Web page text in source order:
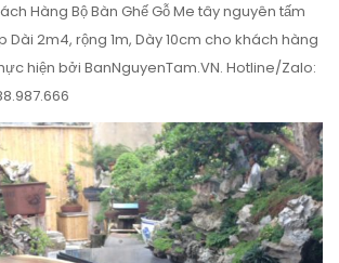
Hàng Bộ Bàn Ghế Gỗ Me tây nguyên tấm
Dài 2m4, rộng 1m, Dày 10cm cho khách hàng
hiện bởi BanNguyenTam.VN. Hotline/Zalo: